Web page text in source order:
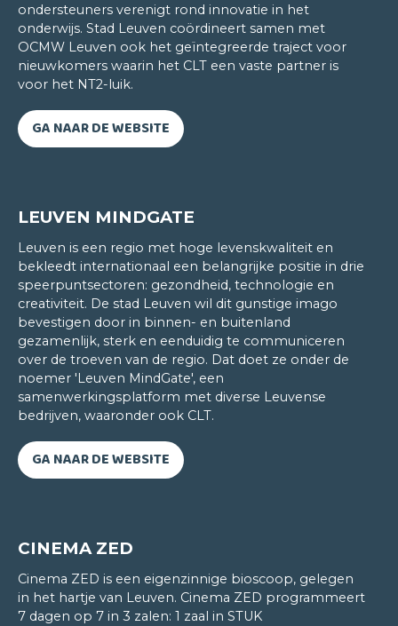
Luc Dewachter
Woorden, hun betekenis en etymologische
achtergrond hebben me altijd al geboeid.
Woorden zijn dan ook zoveel meer dan alleen
maar woorden. Samen vormen ze taal en taal
opent de poort naar andere culturen. Dat ik al
meerdere talen bij het CLT gevolgd heb, heeft
uiteraard met m'n liefde voor talen te maken maar
ook met de aanpak van dit talencentrum. Hier
leeft taal! Hier vind je ook een cursist- en
kwaliteitsgerichte benadering. Het niveau is hoog
cursisten naar de eindstreep te loodsen. Dat
creëert dan ook een motiverende leeromgeving.
ondersteuners verenigt rond innovatie in het
onderwijs. Stad Leuven coördineert samen met
OCMW Leuven ook het geïntegreerde traject voor
nieuwkomers waarin het CLT een vaste partner is
voor het NT2-luik.
GA NAAR DE WEBSITE
LEUVEN MINDGATE
Leuven is een regio met hoge levenskwaliteit en
bekleedt internationaal een belangrijke positie in drie
speerpuntsectoren: gezondheid, technologie en
creativiteit. De stad Leuven wil dit gunstige imago
bevestigen door in binnen- en buitenland
gezamenlijk, sterk en eenduidig te communiceren
over de troeven van de regio. Dat doet ze onder de
noemer 'Leuven MindGate', een
samenwerkingsplatform met diverse Leuvense
bedrijven, waaronder ook CLT.
GA NAAR DE WEBSITE
CINEMA ZED
Cinema ZED is een eigenzinnige bioscoop, gelegen
in het hartje van Leuven. Cinema ZED programmeert
7 dagen op 7 in 3 zalen: 1 zaal in STUK